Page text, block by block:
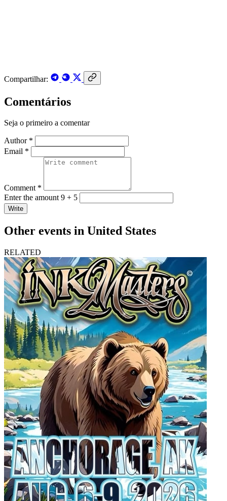
Compartilhar:
Comentários
Seja o primeiro a comentar
Author *
Email *
Comment *
Enter the amount 9 + 5
Write
Other events in United States
RELATED